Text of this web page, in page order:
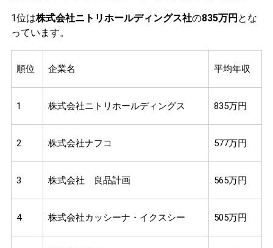
1位は株式会社ニトリホールディングス社の835万円 とな
っています。
順位 企業名 平均年収
1 株式会社ニトリホールディングス 835万円
2 株式会社ナフコ 577万円
3 株式会社 良品計画 565万円
4 株式会社カッシーナ・イクスシー 505万円